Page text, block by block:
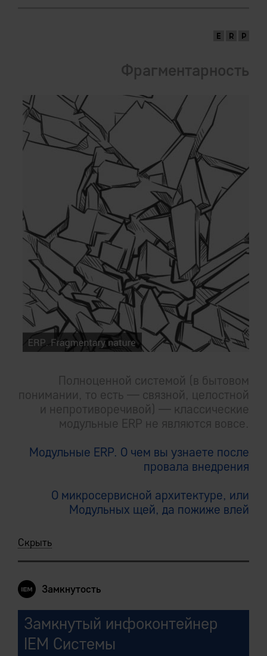
Фрагментарность
Полноценной системой (в бытовом
понимании, то есть — связной, целостной
и непротиворечивой) — классические
модульные ERP не являются вовсе.
Модульные ERP. О чем вы узнаете после
провала внедрения
О микросервисной архитектуре, или
Модульных щей, да пожиже влей
Скрыть
Замкнутость
Замкнутый инфоконтейнер
IEM Системы